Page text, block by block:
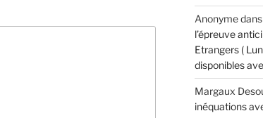
Anonymedans
l’épreuve
Etrangers (
disponibles
Margaux
inéquations